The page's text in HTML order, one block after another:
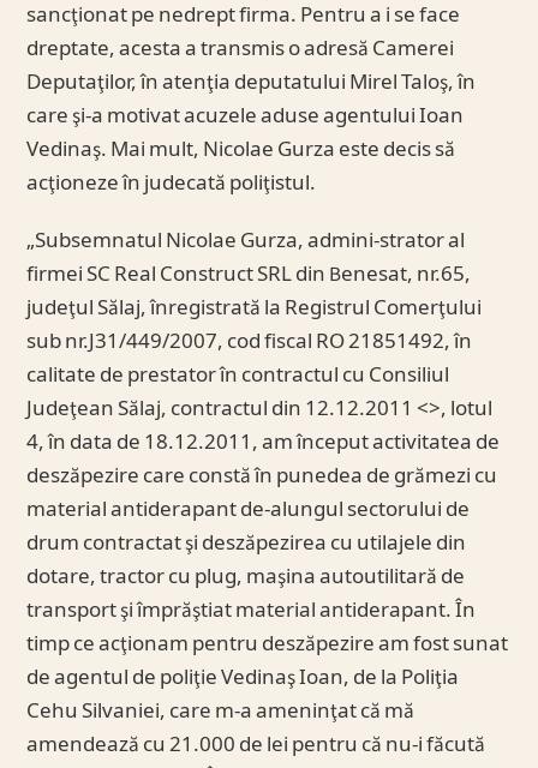
sancţionat pe nedrept firma. Pentru a i se face
dreptate, acesta a transmis o adresă Camerei
Deputaţilor, în atenţia deputatului Mirel Taloş, în
care şi-a motivat acuzele aduse agentului Ioan
Vedinaş. Mai mult, Nicolae Gurza este decis să
acţioneze în judecată poliţistul.
„Subsemnatul Nicolae Gurza, admini-strator al
firmei SC Real Construct SRL din Benesat, nr.65,
judeţul Sălaj, înregistrată la Registrul Comerţului
sub nr.J31/449/2007, cod fiscal RO 21851492, în
calitate de prestator în contractul cu Consiliul
Judeţean Sălaj, contractul din 12.12.2011 <>, lotul
4, în data de 18.12.2011, am început activitatea de
deszăpezire care constă în punedea de grămezi cu
material antiderapant de-alungul sectorului de
drum contractat şi deszăpezirea cu utilajele din
dotare, tractor cu plug, maşina autoutilitară de
transport şi împrăştiat material antiderapant. În
timp ce acţionam pentru deszăpezire am fost sunat
de agentul de poliţie Vedinaş Ioan, de la Poliţia
Cehu Silvaniei, care m-a ameninţat că mă
amendează cu 21.000 de lei pentru că nu-i făcută